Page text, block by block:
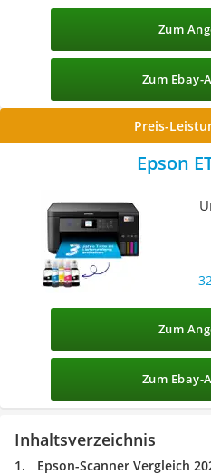
Zum
Zum Ebay-
Preis-
Epson
Zum
Zum Ebay-
Inhaltsverzeichnis
Epson-Scanner Vergleich